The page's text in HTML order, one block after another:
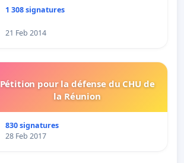
1 308 signatures
21 Feb 2014
Pétition pour la défense du CHU de
la Réunion
830 signatures
28 Feb 2017